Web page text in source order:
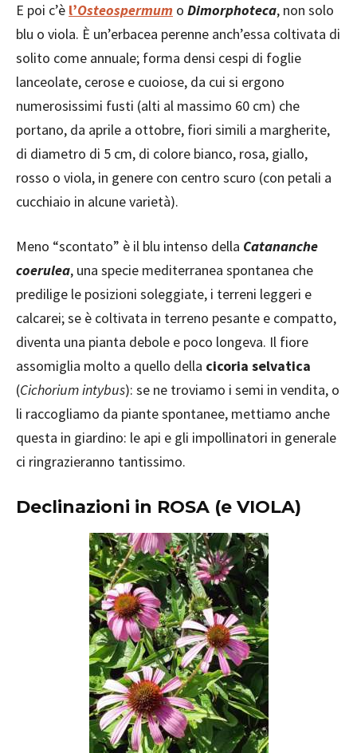
E poi c’è l’Osteospermum o Dimorphoteca, non solo
blu o viola. È un’erbacea perenne anch’essa coltivata di
solito come annuale; forma densi cespi di foglie
lanceolate, cerose e cuoiose, da cui si ergono
numerosissimi fusti (alti al massimo 60 cm) che
portano, da aprile a ottobre, fiori simili a margherite,
di diametro di 5 cm, di colore bianco, rosa, giallo,
rosso o viola, in genere con centro scuro (con petali a
cucchiaio in alcune varietà).
Meno “scontato” è il blu intenso della Catananche
coerulea, una specie mediterranea spontanea che
predilige le posizioni soleggiate, i terreni leggeri e
calcarei; se è coltivata in terreno pesante e compatto,
diventa una pianta debole e poco longeva. Il fiore
assomiglia molto a quello della cicoria selvatica
(Cichorium intybus): se ne troviamo i semi in vendita, o
li raccogliamo da piante spontanee, mettiamo anche
questa in giardino: le api e gli impollinatori in generale
ci ringrazieranno tantissimo.
Declinazioni in ROSA (e VIOLA)